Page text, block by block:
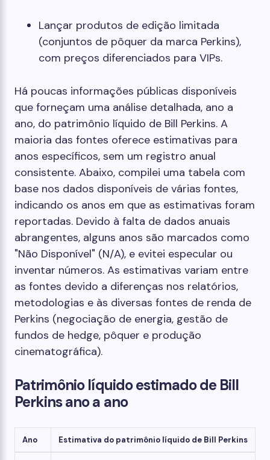
Lançar produtos de edição limitada
(conjuntos de pôquer da marca Perkins),
com preços diferenciados para VIPs.
Há poucas informações públicas disponíveis
que forneçam uma análise detalhada, ano a
ano, do patrimônio líquido de Bill Perkins. A
maioria das fontes oferece estimativas para
anos específicos, sem um registro anual
consistente. Abaixo, compilei uma tabela com
base nos dados disponíveis de várias fontes,
indicando os anos em que as estimativas foram
reportadas. Devido à falta de dados anuais
abrangentes, alguns anos são marcados como
"Não Disponível" (N/A), e evitei especular ou
inventar números. As estimativas variam entre
as fontes devido a diferenças nos relatórios,
metodologias e às diversas fontes de renda de
Perkins (negociação de energia, gestão de
fundos de hedge, pôquer e produção
cinematográfica).
Patrimônio líquido estimado de Bill
Perkins ano a ano
Ano Estimativa do patrimônio líquido de Bill Perkins